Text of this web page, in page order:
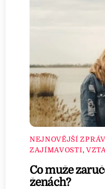
NEJNOVĚJŠÍ
ZAJÍMAVOSTI,
Co muže
ženách?